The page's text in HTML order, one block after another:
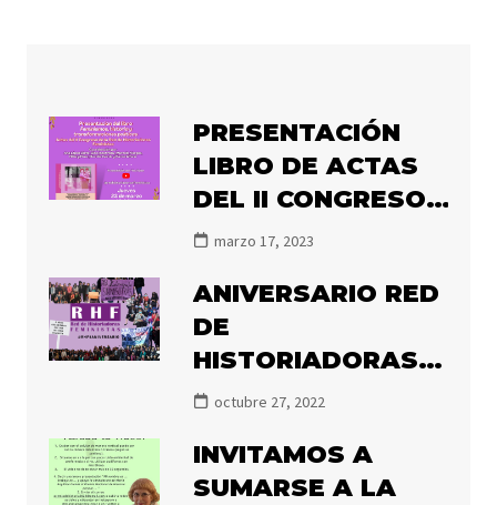
PRESENTACIÓN
LIBRO DE ACTAS
DEL II CONGRESO
DE LA RHF
HISTORIA Y
TRANSFORMACIÓN
POLÍTICA»
marzo 17, 2023
ANIVERSARIO RED
DE
HISTORIADORAS
FEMINISTAS
octubre 27, 2022
INVITAMOS A
SUMARSE A LA